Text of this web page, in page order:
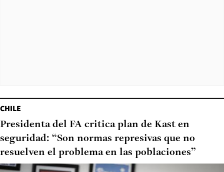
CHILE
Presidenta del FA critica plan de Kast en
seguridad: “Son normas represivas que no
resuelven el problema en las poblaciones”